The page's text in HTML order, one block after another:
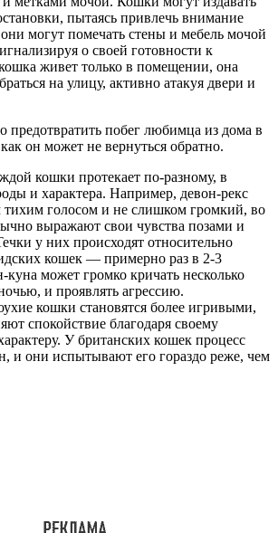
пытаясь привлечь внимание
могут помечать стены и мебель мочой
о своей готовности к
живет только в помещении, она
на улицу, активно атакуя двери и
предотвратить побег любимца из дома в
он может не вернуться обратно.
кошки протекает по-разному, в
и характера. Например, девон-рекс
тихим голосом и не слишком громкий, во
выражают свои чувства позами и
у них происходят относительно
кошек — примерно раз в 2-3
может громко кричать несколько
и проявлять агрессию.
кошки становятся более игривыми,
спокойствие благодаря своему
У британских кошек процесс
и они испытывают его гораздо реже, чем